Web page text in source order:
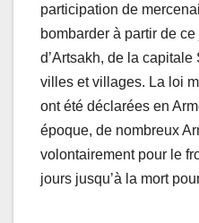
participation de
bombarder à partir de
d’Artsakh, de la capitale
villes et villages. La loi
ont été déclarées en
époque, de nombreux
volontairement pour le
jours jusqu’à la mort